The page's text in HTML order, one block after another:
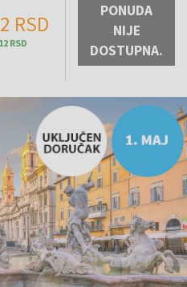
RSD
RSD
PONUDA
NIJE
DOSTUPNA.